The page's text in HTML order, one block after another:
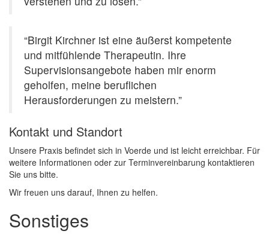
“Birgit Kirchner ist eine äußerst kompetente
und mitfühlende Therapeutin. Ihre
Supervisionsangebote haben mir enorm
geholfen, meine beruflichen
Herausforderungen zu meistern.”
Kontakt und Standort
Unsere Praxis befindet sich in Voerde und ist leicht erreichbar. Für
weitere Informationen oder zur Terminvereinbarung kontaktieren
Sie uns bitte.
Wir freuen uns darauf, Ihnen zu helfen.
Sonstiges